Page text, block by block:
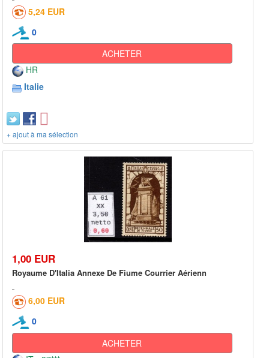
5,24 EUR
0
ACHETER
HR
Italie
+ ajout à ma sélection
1,00 EUR
Royaume D'Italia Annexe De Fiume Courrier Aérienn
6,00 EUR
0
ACHETER